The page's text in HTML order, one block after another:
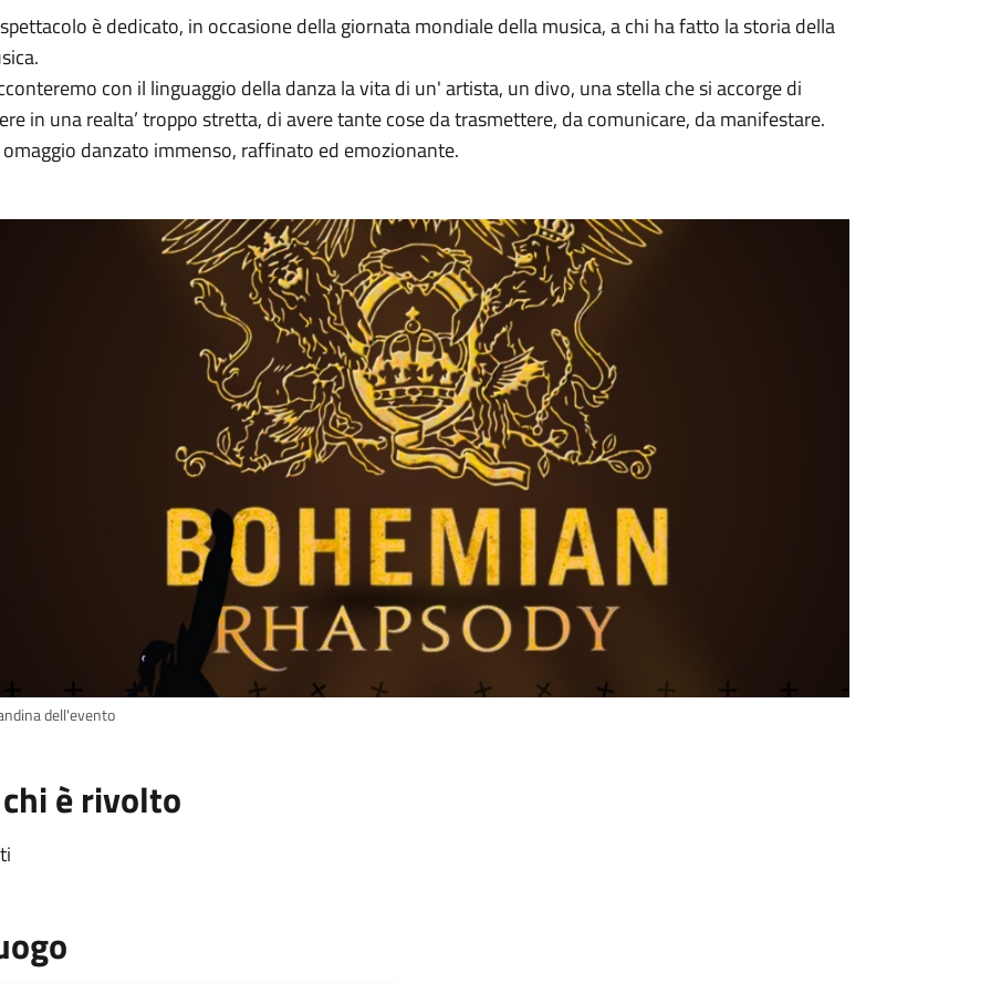
è dedicato, in occasione della giornata mondiale della musica, a chi ha fatto la storia della
con il linguaggio della danza la vita di un' artista, un divo, una stella che si accorge di
in una realta’ troppo stretta, di avere tante cose da trasmettere, da comunicare, da manifestare.
danzato immenso, raffinato ed emozionante.
dell'evento
è rivolto